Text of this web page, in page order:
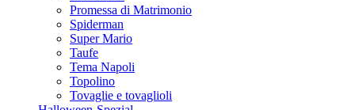
Promessa di Matrimonio
Spiderman
Super Mario
Taufe
Tema Napoli
Topolino
Tovaglie e tovaglioli